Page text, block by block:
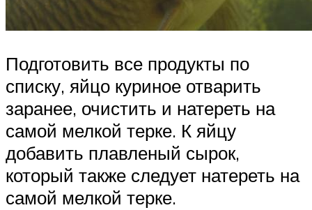
Подготовить все продукты по
списку, яйцо куриное отварить
заранее, очистить и натереть на
самой мелкой терке. К яйцу
добавить плавленый сырок,
который также следует натереть на
самой мелкой терке.